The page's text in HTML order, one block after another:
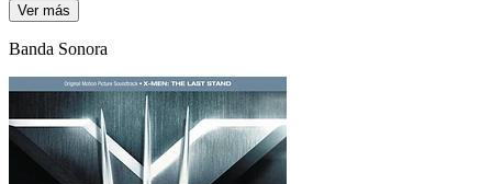
Ver más
Banda Sonora